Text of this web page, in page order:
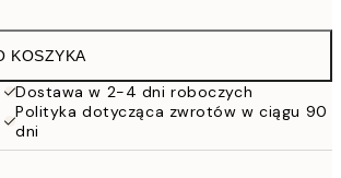
108 zł
KOSZYKA
Dostawa w 2-4 dni roboczych
Polityka dotycząca zwrotów w ciągu 90
dni